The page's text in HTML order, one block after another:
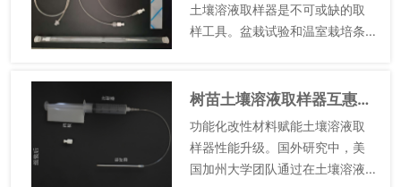
土壤溶液取样器是不可或缺的取
样工具。盆栽试验和温室栽培条
构，影响植物的生长发育，而取
样器体积小巧，可直接插入盆栽
土壤中...
树苗土壤溶液取样器互惠互利
功能化改性材料赋能土壤溶液取
样器性能升级。国外研究中，美
国加州大学团队通过在土壤溶液